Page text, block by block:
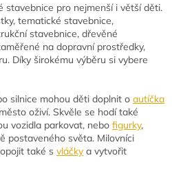
stavebnice pro nejmenší i větší děti.
tematické stavebnice,
stavebnice, dřevěné
na dopravní prostředky,
Díky širokému výběru si vybere
silnice mohou děti doplnit o autíčka
oživí. Skvěle se hodí také
vozidla parkovat, nebo figurky,
postaveného světa. Milovníci
také s vláčky a vytvořit